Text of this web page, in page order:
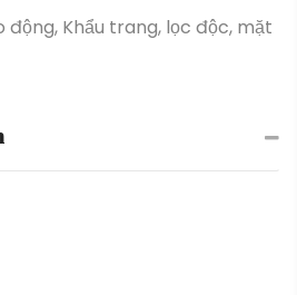
động, Khẩu trang, lọc độc, mặt